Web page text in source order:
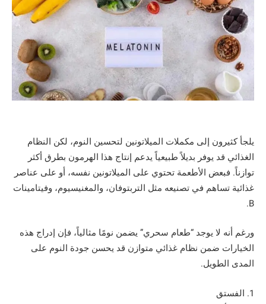
يلجأ كثيرون إلى مكملات الميلاتونين لتحسين النوم، لكن النظام
الغذائي قد يوفر بديلاً طبيعياً يدعم إنتاج هذا الهرمون بطرق أكثر
توازناً. فبعض الأطعمة تحتوي على الميلاتونين نفسه، أو على عناصر
غذائية تساهم في تصنيعه مثل التربتوفان، والمغنيسيوم، وفيتامينات
B.
ورغم أنه لا يوجد “طعام سحري” يضمن نومًا مثالياً، فإن إدراج هذه
الخيارات ضمن نظام غذائي متوازن قد يحسن جودة النوم على
المدى الطويل.
1. الفستق